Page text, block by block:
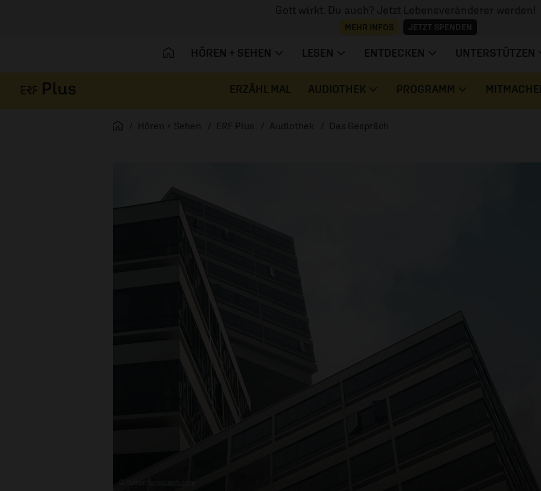
Gott wirkt. Du auch? Jetzt Lebensveränderer werden!
MEHR INFOS JETZT SPENDEN
HÖREN + SEHEN LESEN ENTDECKEN UNTERSTÜTZEN
ERZÄHL MAL AUDIOTHEK PROGRAMM
Startseite
Hören + Sehen ERF Plus Audiothek Das Gespräch
© Victor /